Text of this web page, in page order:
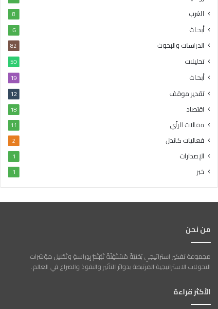
الغرب 8
أبحاث 6
الدراسات والبحوث 82
تحليلات 50
أبحاث 19
تقدير موقف 12
اقتصاد 18
مقالات الرأي 11
فعاليات كاندل 2
الإصدارات 1
خبر 1
من نحن
مجموعة تفكير استراتيجي بَحْثيّةٌ مُسْتَقِلّةٌ تَهْتَمُّ بِدِراسةِ وتَحْليلِ مؤشرات
التحولات الاستراتيجية المرتبطة بدوائر التأثير والنفوذ والصراع في العالم.
الأكثر قراءة